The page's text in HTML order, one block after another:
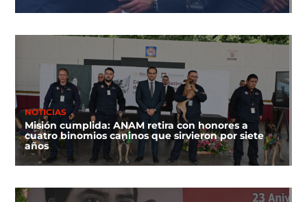
NOTICIAS
Misión cumplida: ANAM retira con honores a
cuatro binomios caninos que sirvieron por siete
años